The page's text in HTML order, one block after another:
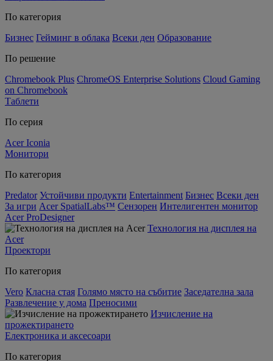
По категория
Бизнес Гейминг в облака Всеки ден Образование
По решение
Chromebook Plus ChromeOS Enterprise Solutions Cloud Gaming
on Chromebook
Таблети
По серия
Acer Iconia
Монитори
По категория
Predator Устойчиви продукти Entertainment Бизнес Всеки ден
За игри Acer SpatialLabs™ Сензорен Интелигентен монитор
Acer ProDesigner
Технология на дисплея на
Acer
Проектори
По категория
Vero Класна стая Голямо място на събитие Заседателна зала
Развлечение у дома Преносими
Изчисление на
прожектирането
Електроника и аксесоари
По категория